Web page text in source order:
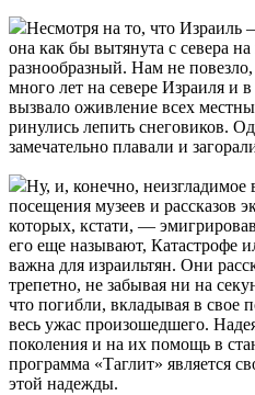
Несмотря на то, что Израиль
она как бы вытянута с севера
разнообразный. Нам не
много лет на севере Израиля и
вызвало оживление всех
ринулись лепить снеговиков.
замечательно плавали и
Ну, и, конечно, неизгладимое
посещения музеев и рассказов
которых, кстати, —
его еще называют, Катастрофе
важна для израильтян. Они
трепетно, не забывая ни на
что погибли, вкладывая в свое
весь ужас произошедшего.
поколения и на их помощь в
программа «Таглит» является
этой надежды.